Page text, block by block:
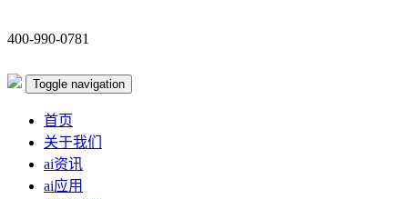
400-990-0781
Toggle navigation
首页
关于我们
ai资讯
ai应用